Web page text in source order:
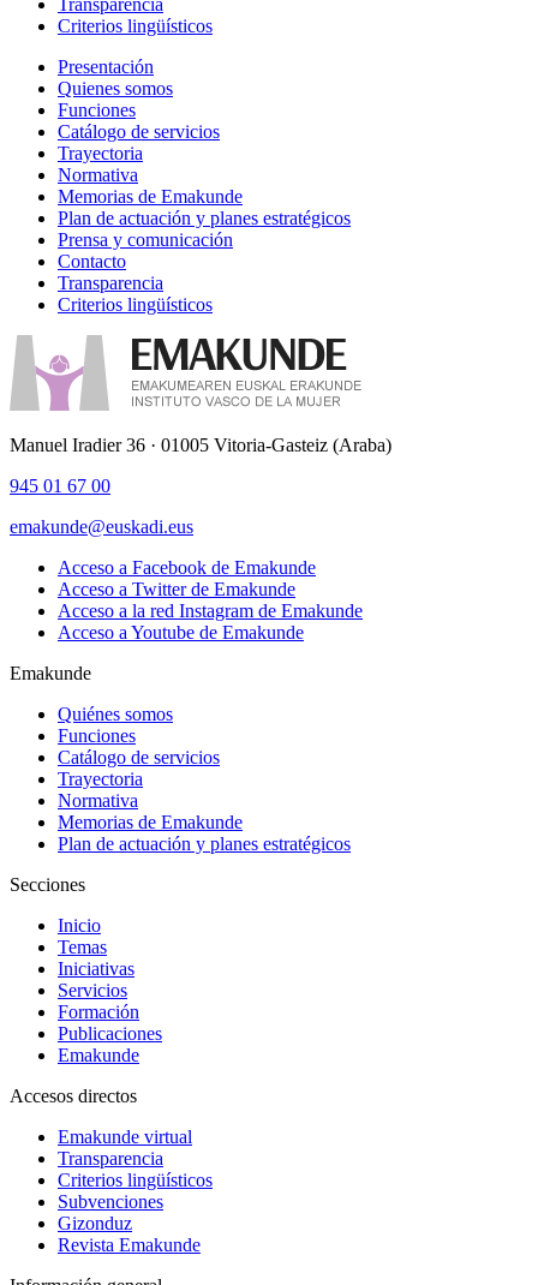
Criterios lingüísticos
Presentación
Quienes somos
Funciones
Catálogo de servicios
Trayectoria
Normativa
Memorias de Emakunde
Plan de actuación y planes estratégicos
Prensa y comunicación
Contacto
Transparencia
Criterios lingüísticos
Manuel Iradier 36 · 01005 Vitoria-Gasteiz (Araba)
945 01 67 00
emakunde@euskadi.eus
Acceso a Facebook de Emakunde
Acceso a Twitter de Emakunde
Acceso a la red Instagram de Emakunde
Acceso a Youtube de Emakunde
Emakunde
Quiénes somos
Funciones
Catálogo de servicios
Trayectoria
Normativa
Memorias de Emakunde
Plan de actuación y planes estratégicos
Secciones
Inicio
Temas
Iniciativas
Servicios
Formación
Publicaciones
Emakunde
Accesos directos
Emakunde virtual
Transparencia
Criterios lingüísticos
Subvenciones
Gizonduz
Revista Emakunde